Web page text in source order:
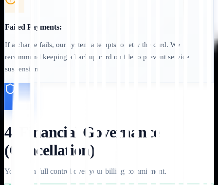
Failed Payments:
If a charge fails, our system attempts to retry the card. We
recommend keeping a backup card on file to prevent service
suspension.
4. Financial Governance
(Cancellation)
You retain full control over your billing commitment.